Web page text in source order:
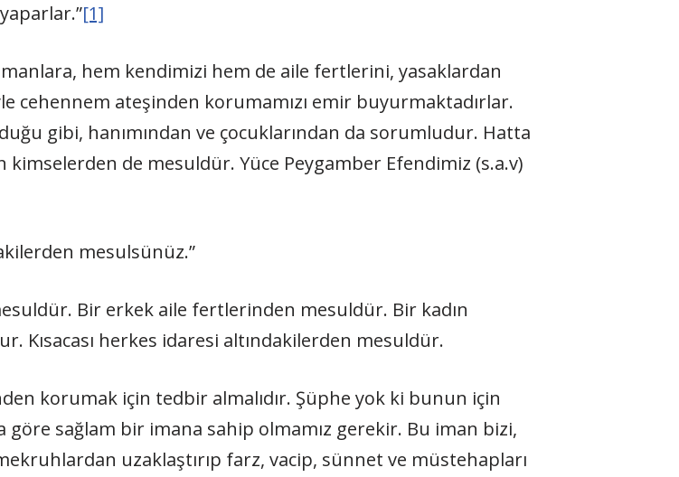
[1]
hem kendimizi hem de aile fertlerini, yasaklardan
ateşinden korumamızı emir buyurmaktadırlar.
gibi, hanımından ve çocuklarından da sorumludur. Hatta
de mesuldür. Yüce Peygamber Efendimiz (s.a.v)
mesulsünüz.”
Bir erkek aile fertlerinden mesuldür. Bir kadın
Kısacası herkes idaresi altındakilerden mesuldür.
korumak için tedbir almalıdır. Şüphe yok ki bunun için
göre sağlam bir imana sahip olmamız gerekir. Bu iman bizi,
uzaklaştırıp farz, vacip, sünnet ve müstehapları